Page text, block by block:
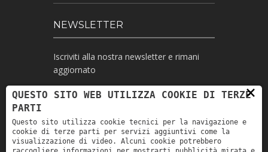
NEWSLETTER
Iscriviti alla nostra newsletter e rimani
aggiornato
Ho letto l'informativa e autorizzo il
trattamento dei miei dati personali per le
finalità ivi indicate *
×
QUESTO SITO WEB UTILIZZA COOKIE DI TERZE
PARTI
Questo sito utilizza cookie tecnici per la navigazione e
cookie di terze parti per servizi aggiuntivi come la
visualizzazione di video. Alcuni cookie potrebbero